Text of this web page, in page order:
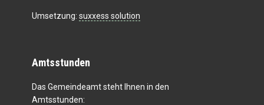
Umsetzung: suxxess solution
Amtsstunden
Das Gemeindeamt steht Ihnen in den
Amtsstunden: